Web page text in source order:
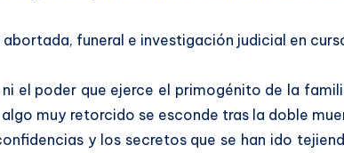
funeral e investigación judicial en
el poder que ejerce el primogénito de la
muy retorcido se esconde tras la doble
y los secretos que se han ido